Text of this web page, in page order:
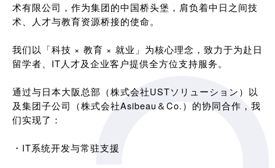
术有限公司，作为集团的中国桥头堡，肩负着中日之间技
术、人才与教育资源桥接的使命。
我们以「科技 × 教育 × 就业」为核心理念，致力于为赴日
留学者、IT人才及企业客户提供全方位支持服务。
通过与日本大阪总部（株式会社USTソリューション）以
及集团子公司（株式会社Asibeau＆Co.）的协同合作，我
们实现了：
・IT系统开发与常驻支援